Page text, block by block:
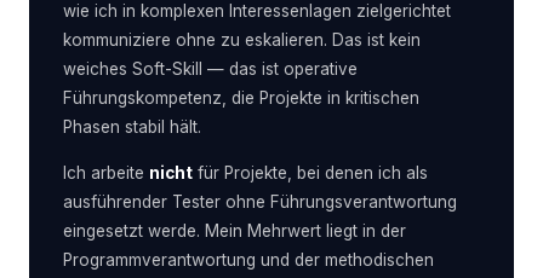
wie ich in komplexen Interessenlagen zielgerichtet
kommuniziere ohne zu eskalieren. Das ist kein
weiches Soft-Skill — das ist operative
Führungskompetenz, die Projekte in kritischen
Phasen stabil hält.
Ich arbeite nicht für Projekte, bei denen ich als
ausführender Tester ohne Führungsverantwortung
eingesetzt werde. Mein Mehrwert liegt in der
Programmverantwortung und der methodischen